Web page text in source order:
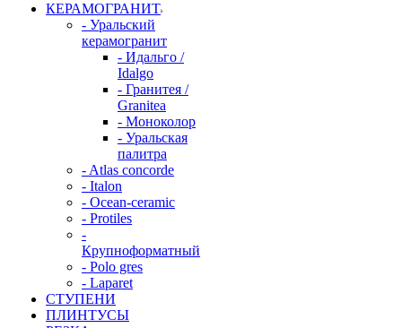
КЕРАМОГРАНИТ
- Уральский
керамогранит
- Идальго /
Idalgo
- Гранитея /
Granitea
- Моноколор
- Уральская
палитра
- Atlas concorde
- Italon
- Ocean-ceramic
- Protiles
-
Крупноформатный
- Polo gres
- Laparet
СТУПЕНИ
ПЛИНТУСЫ